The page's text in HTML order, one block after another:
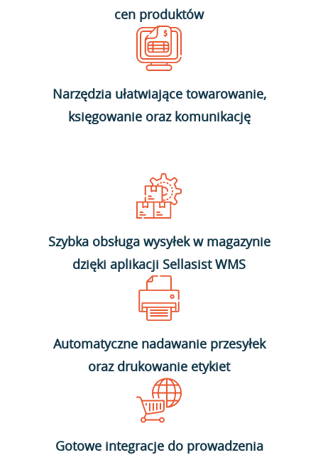
cen produktów
Narzędzia ułatwiające towarowanie,
księgowanie oraz komunikację
Szybka obsługa wysyłek w magazynie
dzięki aplikacji Sellasist WMS
Automatyczne nadawanie przesyłek
oraz drukowanie etykiet
Gotowe integracje do prowadzenia